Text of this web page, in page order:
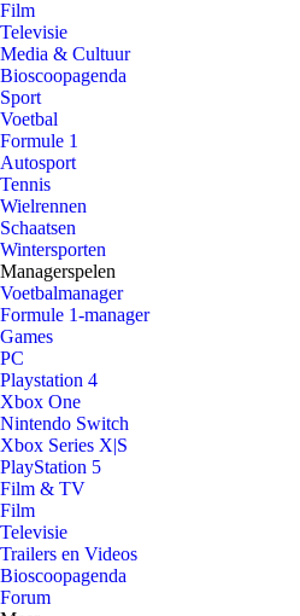
Film
Televisie
Media & Cultuur
Bioscoopagenda
Sport
Voetbal
Formule 1
Autosport
Tennis
Wielrennen
Schaatsen
Wintersporten
Managerspelen
Voetbalmanager
Formule 1-manager
Games
PC
Playstation 4
Xbox One
Nintendo Switch
Xbox Series X|S
PlayStation 5
Film & TV
Film
Televisie
Trailers en Videos
Bioscoopagenda
Forum